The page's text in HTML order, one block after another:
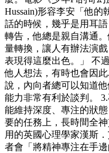
Hussain)形容李安「他
話的時候，幾乎是用耳
轉告，他總是親自溝通
量轉換，讓人有辦法演
表現得這麼出色。」 不
他人想法，有時也會因
說，內向者總可以知道
能力非常有利於談判。
能維持深度、專注的狀
要的任務上，長時間全
用的英國心理學家漢斯
者會「將精神專注在手